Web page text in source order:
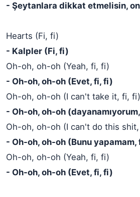
- Şeytanlara dikkat etmelisin,
Hearts (Fi, fi)
- Kalpler (Fi, fi)
Oh-oh, oh-oh (Yeah, fi, fi)
- Oh-oh, oh-oh (Evet, fi, fi)
Oh-oh, oh-oh (I can't take it, fi, fi)
- Oh-oh, oh-oh
Oh-oh, oh-oh (I can't do this
- Oh-oh, oh-oh (Bunu yapamam,
Oh-oh, oh-oh (Yeah, fi, fi)
- Oh-oh, oh-oh (Evet, fi, fi)